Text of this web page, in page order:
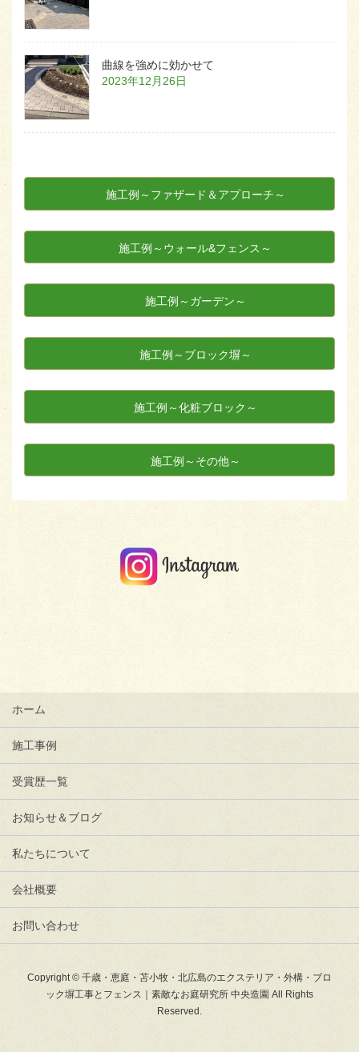
曲線を強めに効かせて
2023年12月26日
施工例～ファザード＆アプローチ～
施工例～ウォール&フェンス～
施工例～ガーデン～
施工例～ブロック塀～
施工例～化粧ブロック～
施工例～その他～
ホーム
施工事例
受賞歴一覧
お知らせ＆ブログ
私たちについて
会社概要
お問い合わせ
Copyright © 千歳・恵庭・苫小牧・北広島のエクステリア・外構・ブロ
ック塀工事とフェンス｜素敵なお庭研究所 中央造園 All Rights
Reserved.